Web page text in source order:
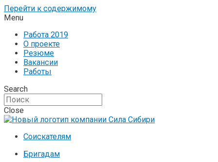
Перейти к содержимому
Menu
Работа 2019
О проекте
Резюме
Вакансии
Работы
Search
Close
Соискателям
Бригадам